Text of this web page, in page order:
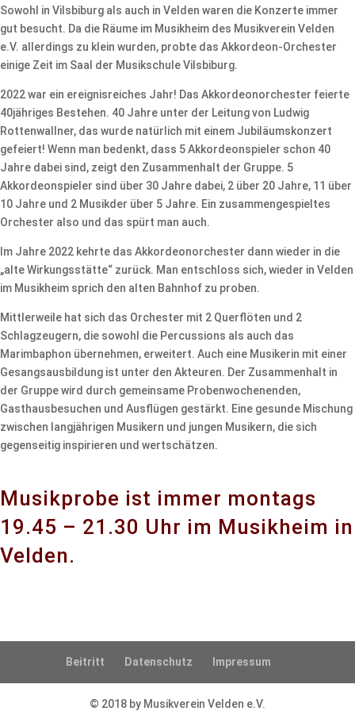
Sowohl in Vilsbiburg als auch in Velden waren die Konzerte immer
gut besucht. Da die Räume im Musikheim des Musikverein Velden
e.V. allerdings zu klein wurden, probte das Akkordeon-Orchester
einige Zeit im Saal der Musikschule Vilsbiburg.
2022 war ein ereignisreiches Jahr! Das Akkordeonorchester feierte
40jähriges Bestehen. 40 Jahre unter der Leitung von Ludwig
Rottenwallner, das wurde natürlich mit einem Jubiläumskonzert
gefeiert! Wenn man bedenkt, dass 5 Akkordeonspieler schon 40
Jahre dabei sind, zeigt den Zusammenhalt der Gruppe. 5
Akkordeonspieler sind über 30 Jahre dabei, 2 über 20 Jahre, 11 über
10 Jahre und 2 Musikder über 5 Jahre. Ein zusammengespieltes
Orchester also und das spürt man auch.
Im Jahre 2022 kehrte das Akkordeonorchester dann wieder in die
„alte Wirkungsstätte“ zurück. Man entschloss sich, wieder in Velden
im Musikheim sprich den alten Bahnhof zu proben.
Mittlerweile hat sich das Orchester mit 2 Querflöten und 2
Schlagzeugern, die sowohl die Percussions als auch das
Marimbaphon übernehmen, erweitert. Auch eine Musikerin mit einer
Gesangsausbildung ist unter den Akteuren. Der Zusammenhalt in
der Gruppe wird durch gemeinsame Probenwochenenden,
Gasthausbesuchen und Ausflügen gestärkt. Eine gesunde Mischung
zwischen langjährigen Musikern und jungen Musikern, die sich
gegenseitig inspirieren und wertschätzen.
Musikprobe ist immer montags
19.45 – 21.30 Uhr im Musikheim in
Velden.
Beitritt Datenschutz Impressum
© 2018 by Musikverein Velden e.V.